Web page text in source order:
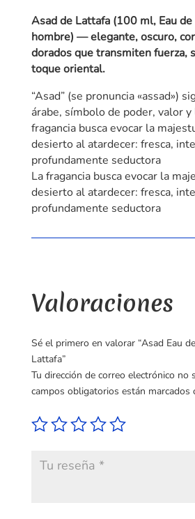
ml
/
Lattafa
cantidad
Asad de Lattafa (100 ml, Eau
hombre) — elegante, oscuro,
dorados que transmiten fuerza,
toque oriental.
“Asad” (se pronuncia «assad»)
árabe, símbolo de poder, valor
fragancia busca evocar la
desierto al atardecer: fresca,
profundamente seductora
La fragancia busca evocar la
desierto al atardecer: fresca,
profundamente seductora
Valoraciones
Sé el primero en valorar “Asad Eau
Lattafa”
Tu dirección de correo electrónico no
campos obligatorios están marcados